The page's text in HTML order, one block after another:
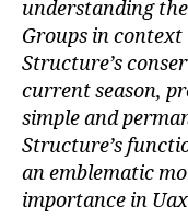
understanding
Groups in context
Structure’s
current season,
simple and
Structure’s
an emblematic
importance in